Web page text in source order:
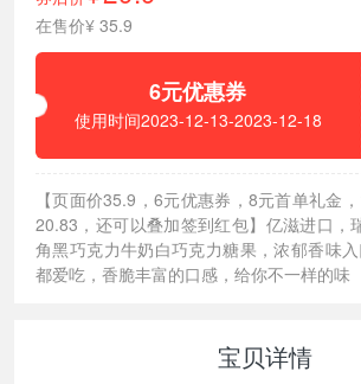
在售价¥ 35.9
6元优惠券
使用时间2023-12-13-2023-12-18
【页面价35.9，6元优惠券，8元首单礼金
20.83，还可以叠加签到红包】亿滋进口，
角黑巧克力牛奶白巧克力糖果，浓郁香味
都爱吃，香脆丰富的口感，给你不一样的味
宝贝详情